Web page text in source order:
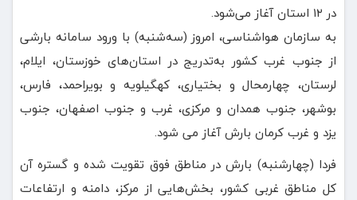
در ۱۲ استان آغاز می‌شود.
به سازمان هواشناسی، امروز (سه‌شنبه) با ورود سامانه بارشی
از جنوب غرب کشور به‌تدریج در استان‌های خوزستان، ایلام،
لرستان، چهارمحال و بختیاری، کهگیلویه و بویراحمد، فارس،
بوشهر، جنوب همدان و مرکزی، غرب و جنوب اصفهان، جنوب
یزد و غرب کرمان بارش آغاز می شود.
فردا (چهارشنبه) بارش در مناطق فوق تقویت شده و گستره آن
کل مناطق غربی کشور، بخش‌هایی از مرکز، دامنه و ارتفاعات